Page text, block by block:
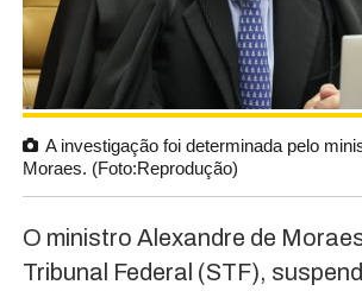
A investigação foi determinada pelo
Moraes. (Foto:Reprodução)
O ministro Alexandre de
Tribunal Federal (STF),